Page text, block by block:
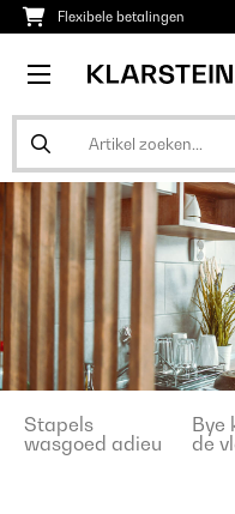
Flexibele betalingen
Stapels
wasgoed adieu​​
Bye
de